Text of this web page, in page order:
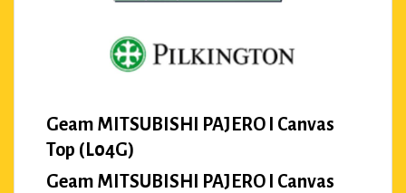
Geam MITSUBISHI PAJERO I Canvas
Top (L04G)
Geam MITSUBISHI PAJERO I Canvas